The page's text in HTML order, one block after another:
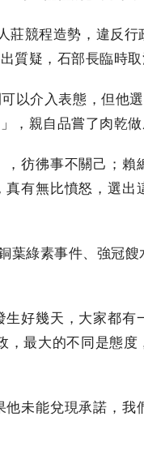
競程造勢，違反行
質疑，石部長臨時取
以介入表態，但他
，親自品嘗了肉乾做
彷彿事不關己；賴
有無比憤怒，選出
綠素事件、強冠餿
好幾天，大家都有
最大的不同是態度
未能兌現承諾，我